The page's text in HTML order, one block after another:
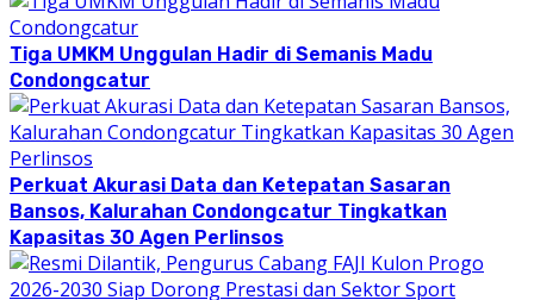
Tiga UMKM Unggulan Hadir di Semanis Madu
Condongcatur
Perkuat Akurasi Data dan Ketepatan Sasaran
Bansos, Kalurahan Condongcatur Tingkatkan
Kapasitas 30 Agen Perlinsos